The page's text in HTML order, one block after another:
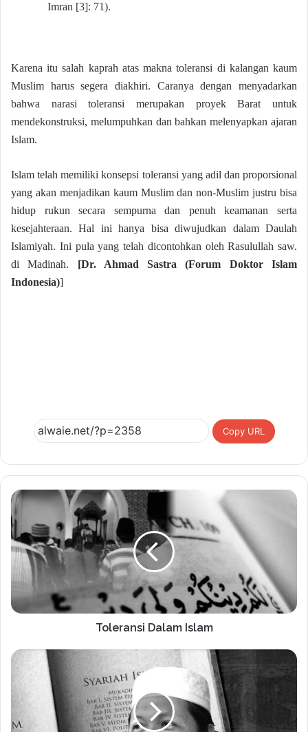
Imran [3]: 71).
Karena itu salah kaprah atas makna toleransi di kalangan kaum
Muslim harus segera diakhiri. Caranya dengan menyadarkan
bahwa narasi toleransi merupakan proyek Barat untuk
mendekonstruksi, melumpuhkan dan bahkan melenyapkan ajaran
Islam.
Islam telah memiliki konsepsi toleransi yang adil dan proporsional
yang akan menjadikan kaum Muslim dan non-Muslim justru bisa
hidup rukun secara sempurna dan penuh keamanan serta
kesejahteraan. Hal ini hanya bisa diwujudkan dalam Daulah
Islamiyah. Ini pula yang telah dicontohkan oleh Rasulullah saw.
di Madinah. [Dr. Ahmad Sastra
(Forum Doktor Islam
Indonesia)]
Copy URL
Toleransi Dalam Islam